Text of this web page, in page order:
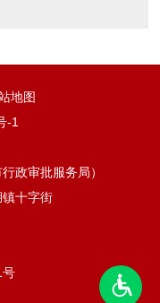
地图
-1
政审批服务局）
十字街